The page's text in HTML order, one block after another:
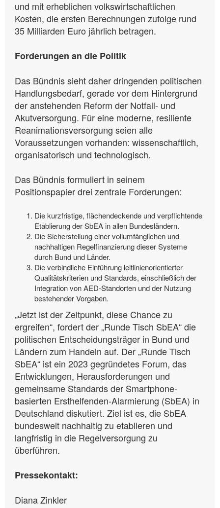
und mit erheblichen volkswirtschaftlichen
Kosten, die ersten Berechnungen zufolge rund
35 Milliarden Euro jährlich betragen.
Forderungen an die Politik
Das Bündnis sieht daher dringenden politischen
Handlungsbedarf, gerade vor dem Hintergrund
der anstehenden Reform der Notfall- und
Akutversorgung. Für eine moderne, resiliente
Reanimationsversorgung seien alle
Voraussetzungen vorhanden: wissenschaftlich,
organisatorisch und technologisch.
Das Bündnis formuliert in seinem
Positionspapier drei zentrale Forderungen:
Die kurzfristige, flächendeckende und verpflichtende
Etablierung der SbEA in allen Bundesländern.
Die Sicherstellung einer vollumfänglichen und
nachhaltigen Regelfinanzierung dieser Systeme
durch Bund und Länder.
Die verbindliche Einführung leitlinienorientierter
Qualitätskriterien und Standards, einschließlich der
Integration von AED-Standorten und der Nutzung
bestehender Vorgaben.
„Jetzt ist der Zeitpunkt, diese Chance zu
ergreifen“, fordert der „Runde Tisch SbEA“ die
politischen Entscheidungsträger in Bund und
Ländern zum Handeln auf. Der „Runde Tisch
SbEA“ ist ein 2023 gegründetes Forum, das
Entwicklungen, Herausforderungen und
gemeinsame Standards der Smartphone-
basierten Ersthelfenden-Alarmierung (SbEA) in
Deutschland diskutiert. Ziel ist es, die SbEA
bundesweit nachhaltig zu etablieren und
langfristig in die Regelversorgung zu
überführen.
Pressekontakt:
Diana Zinkler